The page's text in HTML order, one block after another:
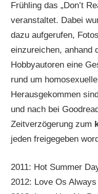
Frühling das „Don’t
veranstaltet. Dabei
dazu aufgerufen,
einzureichen, anhand
Hobbyautoren eine
rund um
Herausgekommen
und nach bei
Zeitverzögerung zum
jeden freigegeben
2011: Hot Summer
2012: Love Os